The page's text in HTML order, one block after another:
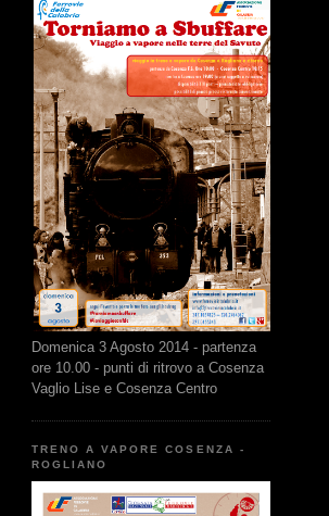
Domenica 3 Agosto 2014 - partenza
ore 10.00 - punti di ritrovo a Cosenza
Vaglio Lise e Cosenza Centro
TRENO A VAPORE COSENZA -
ROGLIANO